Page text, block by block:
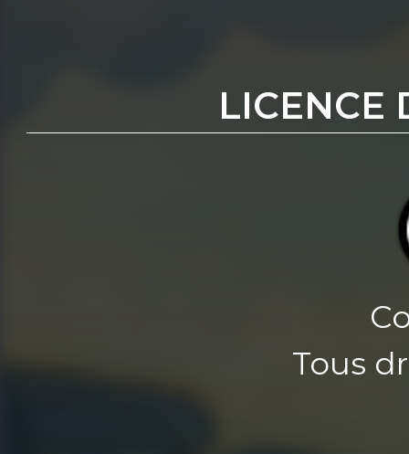
LICENCE
Tous